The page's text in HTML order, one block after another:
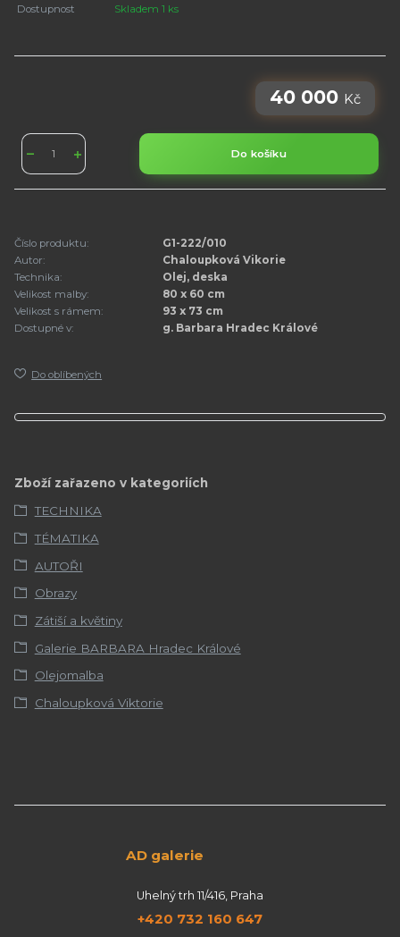
Dostupnost Skladem 1 ks
40 000 Kč
Do košíku
Číslo produktu:
G1-222/010
Autor:
Chaloupková Vikorie
Technika:
Olej, deska
Velikost malby:
80 x 60 cm
Velikost s rámem:
93 x 73 cm
Dostupné v:
g. Barbara Hradec Králové
Do oblíbených
Zboží zařazeno v kategoriích
TECHNIKA
TÉMATIKA
AUTOŘI
Obrazy
Zátiší a květiny
Galerie BARBARA Hradec Králové
Olejomalba
Chaloupková Viktorie
AD galerie
Uhelný trh 11/416, Praha
+420 732 160 647